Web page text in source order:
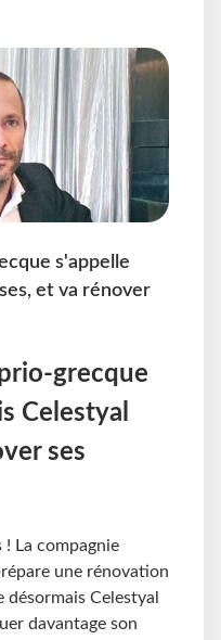
s'appelle
et va rénover
grecque
Celestyal
ses
! La compagnie
une rénovation
désormais Celestyal
davantage son